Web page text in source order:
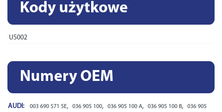
Kody użytkowe
U5002
Numery OEM
AUDI: 003 690 571 5E, 036 905 100, 036 905 100 A, 036 905 100 B,
036 905